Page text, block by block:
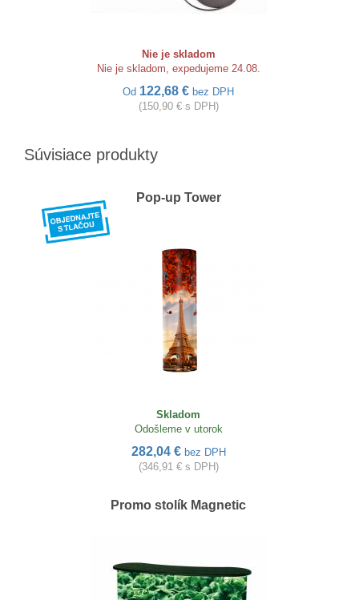
Nie je skladom
Nie je skladom, expedujeme 24.08.
Od 122,68 € bez DPH
(150,90 € s DPH)
Súvisiace produkty
Pop-up Tower
Skladom
Odošleme v utorok
282,04 € bez DPH
(346,91 € s DPH)
Promo stolík Magnetic